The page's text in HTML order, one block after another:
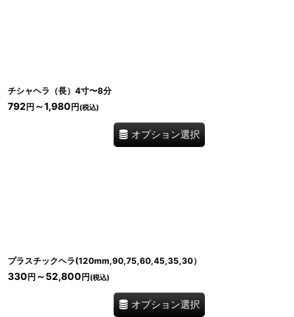
チシャヘラ（長）4寸〜8分
792円 ～1,980円(税込)
オプション選択
プラスチックヘラ(120mm,90,75,60,45,35,30）
330円 ～52,800円(税込)
オプション選択